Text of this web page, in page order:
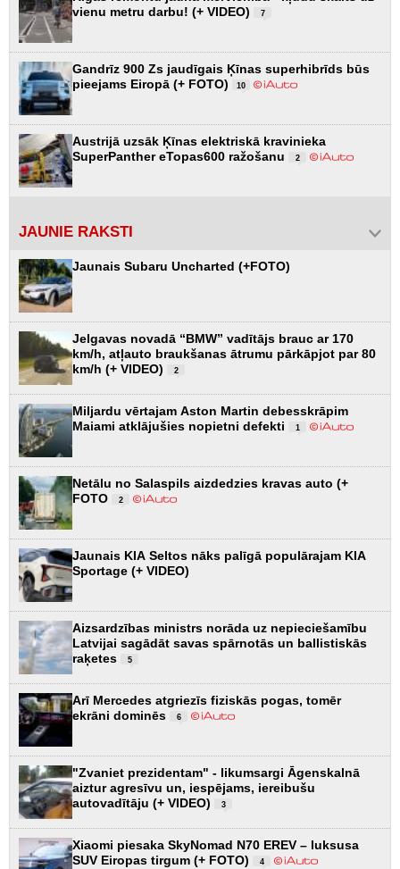
vienu metru darbu! (+ VIDEO)
7
Gandrīz 900 Zs jaudīgais Ķīnas superhibrīds būs
pieejams Eiropā (+ FOTO)
10
Austrijā uzsāk Ķīnas elektriskā kravinieka
SuperPanther eTopas600 ražošanu
2
JAUNIE RAKSTI
Jaunais Subaru Uncharted (+FOTO)
Jelgavas novadā “BMW” vadītājs brauc ar 170
km/h, atļauto braukšanas ātrumu pārkāpjot par 80
km/h (+ VIDEO)
2
Miljardu vērtajam Aston Martin debesskrāpim
Maiami atklājušies nopietni defekti
1
Netālu no Salaspils aizdedzies kravas auto (+
FOTO
2
Jaunais KIA Seltos nāks palīgā populārajam KIA
Sportage (+ VIDEO)
Aizsardzības ministrs norāda uz nepieciešamību
Latvijai sagādāt savas spārnotās un ballistiskās
raķetes
5
Arī Mercedes atgriezīs fiziskās pogas, tomēr
ekrāni dominēs
6
"Zvaniet prezidentam" - likumsargi Āgenskalnā
aiztur agresīvu un, iespējams, iereibušu
autovadītāju (+ VIDEO)
3
Xiaomi piesaka SkyNomad N70 EREV – luksusa
SUV Eiropas tirgum (+ FOTO)
4